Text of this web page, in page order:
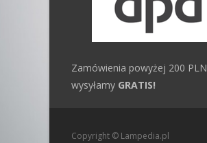
Zamówienia powyżej 200 PLN
wysyłamy GRATIS!
Copyright © Lampedia.pl